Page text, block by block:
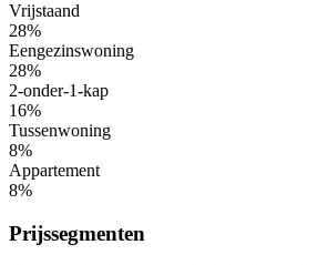
Vrijstaand
28%
Eengezinswoning
28%
2-onder-1-kap
16%
Tussenwoning
8%
Appartement
8%
Prijssegmenten